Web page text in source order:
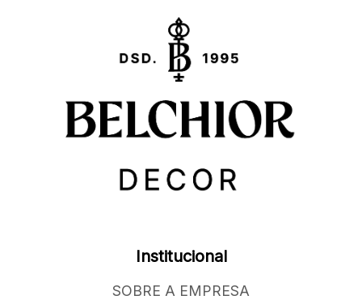
Institucional
SOBRE A EMPRESA